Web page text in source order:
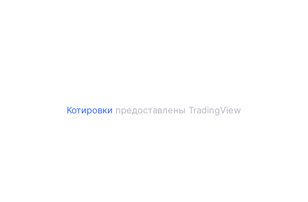
Котировки предоставлены TradingView